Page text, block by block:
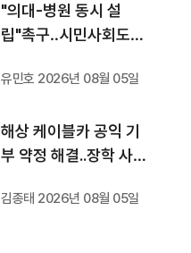
"의대-병원 동시 설
립"촉구‥시민사회도
유민호 2026년 08월 05일
해상 케이블카 공익 기
부 약정 해결..장학 사업
김종태 2026년 08월 05일